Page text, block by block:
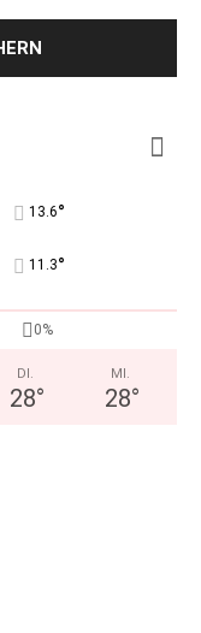
13.6°
11.3°
0%
DI.
28°
MI.
28°